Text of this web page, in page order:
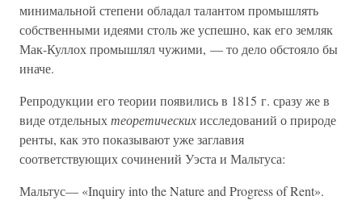
минимальной степени обладал талантом промышлять
собственными идеями столь же успешно, как его земляк
Мак-Куллох промышлял чужими, — то дело обстояло бы
иначе.
Репродукции его теории появились в 1815 г. сразу же в
виде отдельныхтеоретическихисследований о природе
ренты, как это показывают уже заглавия
соответствующих сочинений Уэста и Мальтуса:
Мальтус— «Inquiry into the Nature and Progress of Rent».